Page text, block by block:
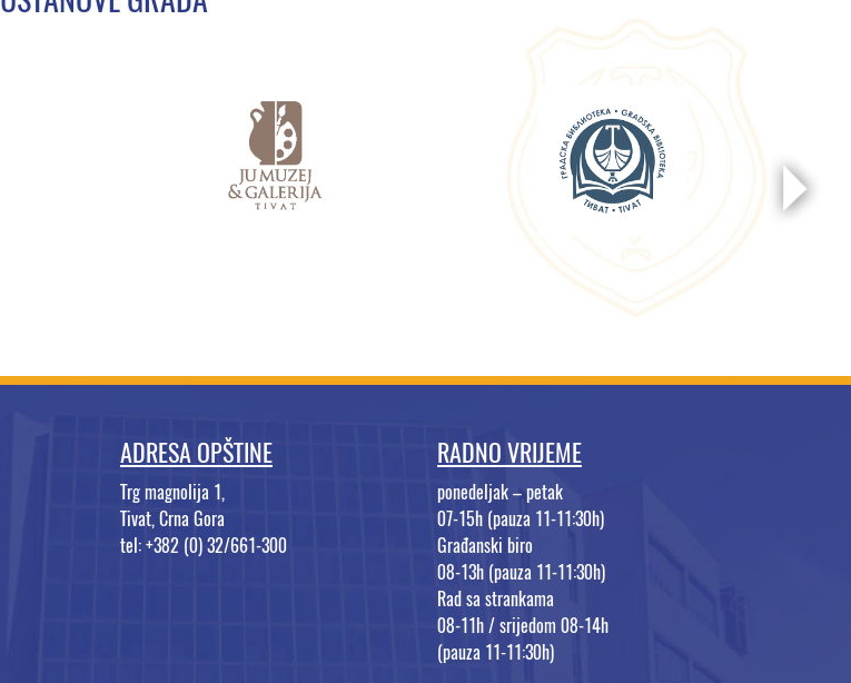
ADRESA OPŠTINE
Trg magnolija 1,
Tivat, Crna Gora
tel: +382 (0) 32/661-300
RADNO VRIJEME
ponedeljak – petak
07-15h (pauza 11-11:30h)
Građanski biro
08-13h (pauza 11-11:30h)
Rad sa strankama
08-11h / srijedom 08-14h
(pauza 11-11:30h)